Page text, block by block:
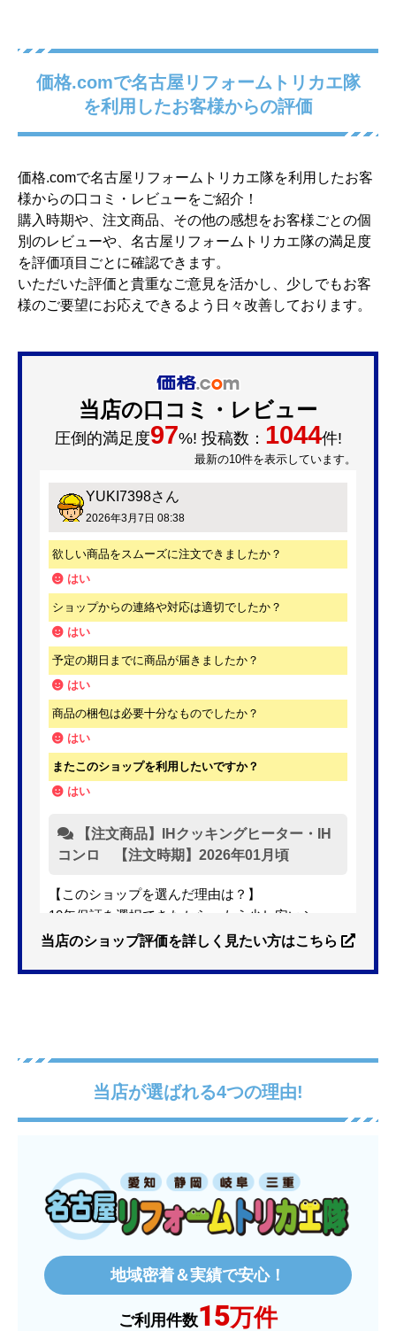
価格.comで名古屋リフォームトリカエ隊
を利用したお客様からの評価
価格.comで名古屋リフォームトリカエ隊を利用したお客
様からの口コミ・レビューをご紹介！
購入時期や、注文商品、その他の感想をお客様ごとの個
別のレビューや、名古屋リフォームトリカエ隊の満足度
を評価項目ごとに確認できます。
いただいた評価と貴重なご意見を活かし、少しでもお客
様のご要望にお応えできるよう日々改善しております。
当店の口コミ・レビュー
圧倒的満足度97%! 投稿数： 1044件!
最新の10件を表示しています。
YUKI7398さん
2026年3月7日 08:38
欲しい商品をスムーズに注文できましたか？
はい
ショップからの連絡や対応は適切でしたか？
はい
予定の期日までに商品が届きましたか？
はい
商品の梱包は必要十分なものでしたか？
はい
またこのショップを利用したいですか？
はい
【注文商品】IHクッキングヒーター・IH
コンロ 【注文時期】2026年01月頃
【このショップを選んだ理由は？】
10年保証を選択できたから。もう少し安いショッ
プも有ったが、5年保証しかなかった。
【その他感想・コメント】
特に問題なく使えています
欲しい商品をスムーズに注文できましたか？
はい
ショップからの連絡や対応は適切でしたか？
予定の期日までに商品が届きましたか？
当店のショップ評価を詳しく見たい方はこちら
当店が選ばれる4つの理由!
地域密着＆実績で安心！
ご利用件数15万件